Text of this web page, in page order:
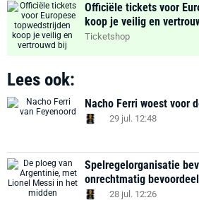
Officiële tickets voor
koop je veilig en
Ticketshop
Lees ook:
Nacho Ferri woest voor
29 jul. 12:48
Spelregelorganisatie
onrechtmatig
28 jul. 12:26